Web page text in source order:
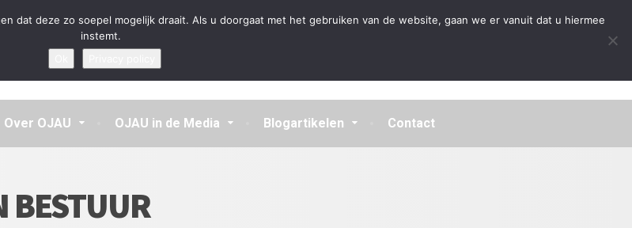
beantwoorden Algemene Voorwaarden Disclaimer Privacybeleid
Over OJAU OJAU in de Media Blogartikelen Contact
BESTUUR
dat deze zo soepel mogelijk draait. Als u doorgaat met het gebruiken van de website, gaan we er vanuit dat u hiermee
instemt.